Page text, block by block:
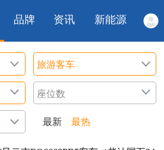
品牌 资讯 新能源
最新 最热